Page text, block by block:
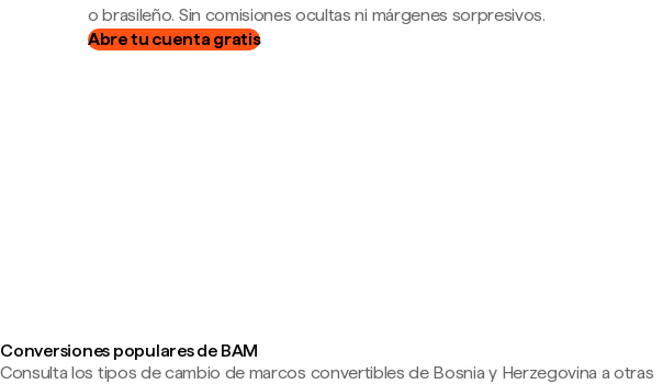
o brasileño. Sin comisiones ocultas ni márgenes sorpresivos.
Abre tu cuenta gratis
Conversiones populares de BAM
Consulta los tipos de cambio de marcos convertibles de Bosnia y Herzegovina a otras